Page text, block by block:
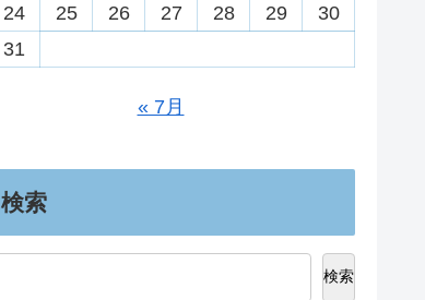
24
25 26 27 28 29
30
31
« 7月
検索
検索